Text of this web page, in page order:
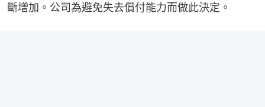
斷增加。公司為避免失去償付能力而做此決定。